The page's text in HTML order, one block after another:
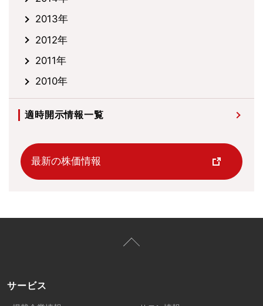
2013年
2012年
2011年
2010年
適時開示情報一覧
最新の株価情報
サービス